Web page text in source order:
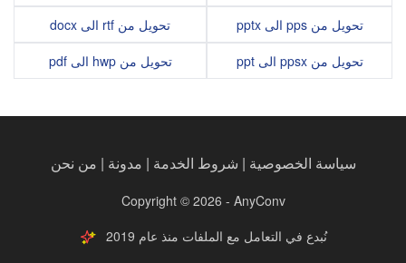
تحويل من pps الى pptx
تحويل من ppsx الى ppt
تحويل من rtf الى docx
تحويل من hwp الى pdf
سياسة الخصوصية | شروط الخدمة | مدونة | من نحن
Copyright © 2026 - AnyConv
نُبدع في التعامل مع الملفات منذ عام 2019